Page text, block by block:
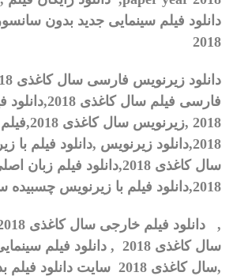
دانلود فیلم سینمایی جدید بدون
2018
دانلود زیرنویس فارسی سال کاغذی 2018
فارسی فیلم سال کاغذی 2018 ,دانلود
2018
,زیرنویس سال کاغذی 2018 ,فیلم
2018
,دانلود زیرنویس ,دانلود فیلم با
سال کاغذی 2018
,دانلود فیلم زبان
2018
,دانلود فیلم با زیرنویس چسبیده
,
سال کاغذی 2018
,سال کاغذی 2018 سایت